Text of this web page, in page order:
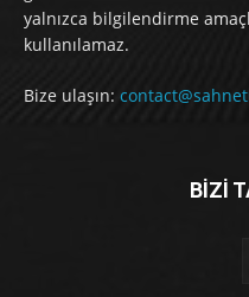
yalnızca bilgilendirme
kullanılamaz.
Bize ulaşın:
BİZİ